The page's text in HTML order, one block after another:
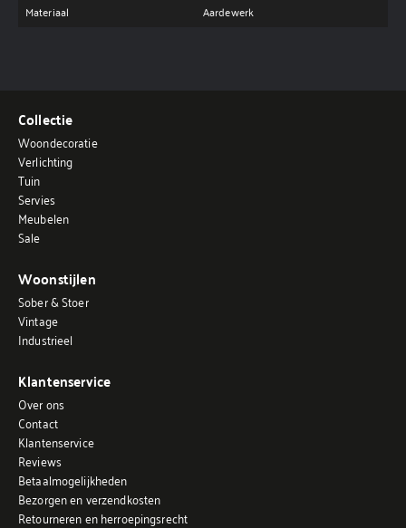
Materiaal
Aardewerk
Collectie
Woondecoratie
Verlichting
Tuin
Servies
Meubelen
Sale
Woonstijlen
Sober & Stoer
Vintage
Industrieel
Klantenservice
Over ons
Contact
Klantenservice
Reviews
Betaalmogelijkheden
Bezorgen en verzendkosten
Retourneren en herroepingsrecht